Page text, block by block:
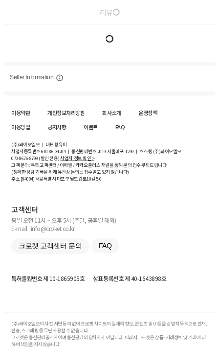
리뷰
Seller Information
이용약관 개인정보처리방침 회사소개
운영정책
이용방법
공지사항 이벤트 FAQ
(주)와이오엘오 ㅣ 대표 황유미
사업자등록번호610-86-34204ㅣ 통신판매번호 2019-서울마포-1239 ㅣ 호스팅 (주)와이오엘오
070-8676-8799 (발신 전용)사업자 정보 확인 >
고객 문의: 우측 고객센터 / 이메일 / 카카오플러스 채널을 통해 문의 접수 부탁드립니다.
(정확한 상담 기록을 위해 유선상 문의는 접수받고 있지 않습니다)
주소 [04004] 서울특별시 마포구 월드컵로10길5-6
고객센터
평일 오전 11시 ~ 오후 5시 (주말, 공휴일 제외)
E-mail : info@croket.co.kr
크로켓 고객센터 문의 FAQ
특허출원번호제 10-1865905호 상표등록번호제 40-1643898호
(주)와이오엘오의 사전 서면 동의 없이 크로켓 사이트의 일체의 정보, 콘텐츠 및 UI등을 상업적 목적으로 전재,
전송, 스크래핑 등 무단 사용할 수 없습니다.
크로켓은 통신판매중개자이며 통신판매의 당사자가 아닙니다. 따라서 크로켓은 상품·거래정보 및 거래에 대
하여 책임을 지지 않습니다.